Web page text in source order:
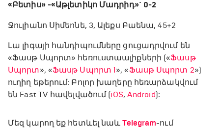
«Բետիս» - «Աթլետիկո Մադրիդ»` 0-2
Ջուլիանո Սիմեոնե, 3, Ալեքս Բաենա, 45+2
Լա լիգայի հանդիպումները ցուցադրվում են
«Ֆասթ Սպորտ» հեռուստաալիքների («Ֆասթ
Սպորտ», «Ֆասթ Սպորտ 1», «Ֆասթ Սպորտ 2»)
ուղիղ եթերում: Բոլոր խաղերը հեռարձակվում
են Fast TV հավելվածում (iOS, Android):
Մեզ կարող եք հետևել նաև Telegram-ում